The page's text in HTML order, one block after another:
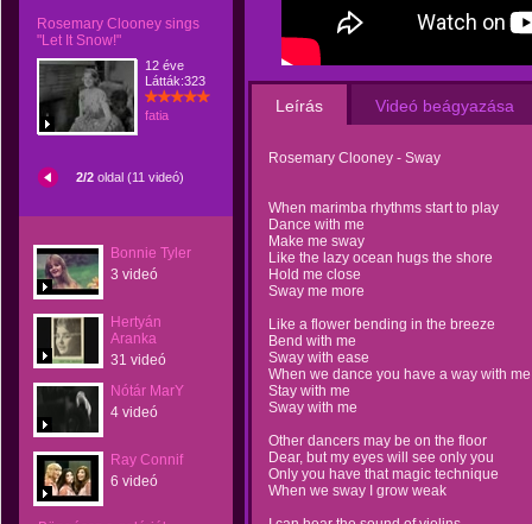
Rosemary Clooney sings
"Let It Snow!"
12 éve
Látták:323
fatia
2/2oldal (11 videó)
Bonnie Tyler
3 videó
Hertyán
Aranka
31 videó
Nótár MarY
4 videó
Ray Connif
6 videó
Leírás Videó beágyazása
Rosemary Clooney - Sway
When marimba rhythms start to play
Dance with me
Make me sway
Like the lazy ocean hugs the shore
Hold me close
Sway me more
Like a flower bending in the breeze
Bend with me
Sway with ease
When we dance you have a way with me
Stay with me
Sway with me
Other dancers may be on the floor
Dear, but my eyes will see only you
Only you have that magic technique
When we sway I grow weak